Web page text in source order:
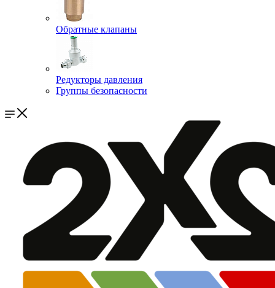
Обратные клапаны
Редукторы давления
Группы безопасности